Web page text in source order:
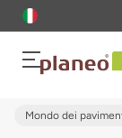
Mondo dei